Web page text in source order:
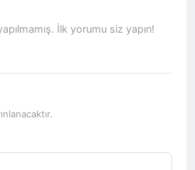
İlk yorumu siz yapın!